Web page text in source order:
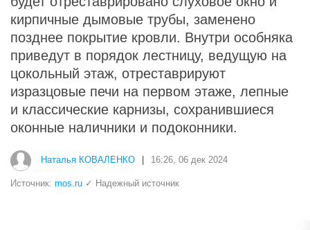
кирпичные дымовые трубы, заменено
позднее покрытие кровли. Внутри особняка
приведут в порядок лестницу, ведущую на
цокольный этаж, отреставрируют
изразцовые печи на первом этаже, лепные
и классические карнизы, сохранившиеся
оконные наличники и подоконники.
Наталья КОВАЛЕНКО 16:26, 06 дек 2024
Источник: mos.ru ✓ Надежный источник